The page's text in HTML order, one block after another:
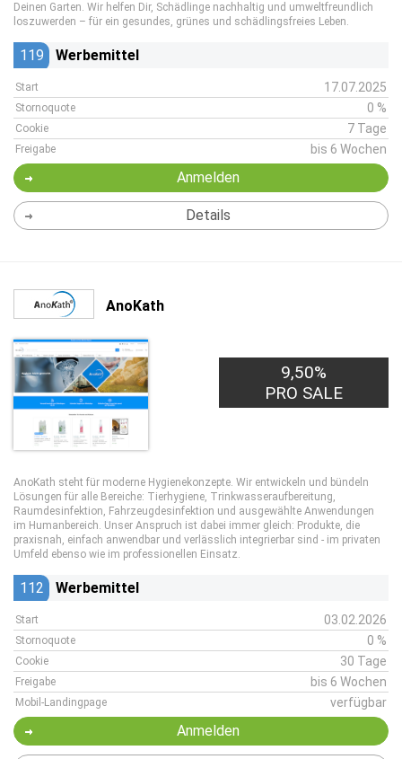
Deinen Garten. Wir helfen Dir, Schädlinge nachhaltig und umweltfreundlich
loszuwerden – für ein gesundes, grünes und schädlingsfreies Leben.
119 Werbemittel
Start 17.07.2025
Stornoquote 0 %
Cookie 7 Tage
Freigabe bis 6 Wochen
Anmelden
Details
AnoKath
9,50%
PRO SALE
AnoKath steht für moderne Hygienekonzepte. Wir entwickeln und bündeln
Lösungen für alle Bereiche: Tierhygiene, Trinkwasseraufbereitung,
Raumdesinfektion, Fahrzeugdesinfektion und ausgewählte Anwendungen
im Humanbereich. Unser Anspruch ist dabei immer gleich: Produkte, die
praxisnah, einfach anwendbar und verlässlich integrierbar sind - im privaten
Umfeld ebenso wie im professionellen Einsatz.
112 Werbemittel
Start 03.02.2026
Stornoquote 0 %
Cookie 30 Tage
Freigabe bis 6 Wochen
Mobil-Landingpage verfügbar
Anmelden